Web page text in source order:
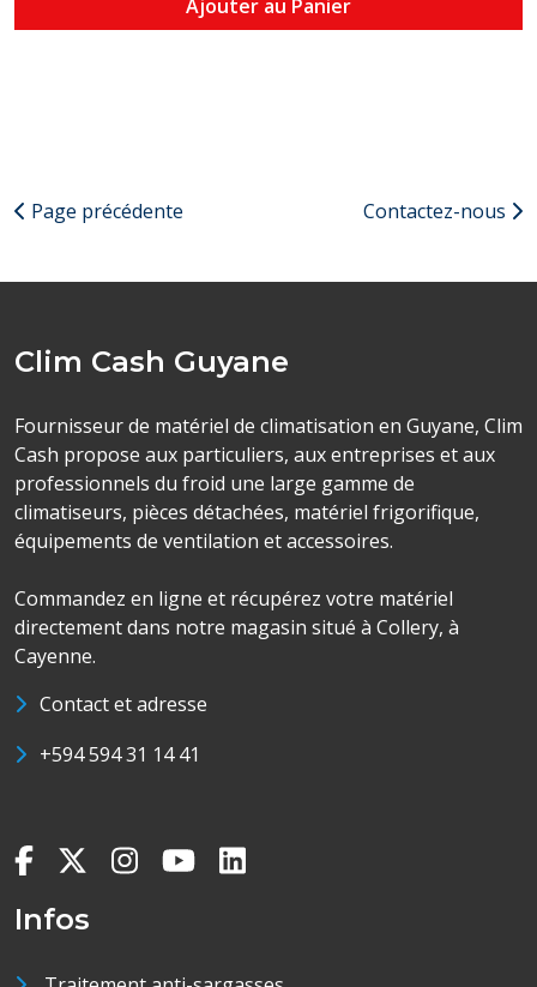
Ajouter au Panier
Page précédente Contactez-nous
Clim Cash Guyane
Fournisseur de matériel de climatisation en Guyane, Clim
Cash propose aux particuliers, aux entreprises et aux
professionnels du froid une large gamme de
climatiseurs, pièces détachées, matériel frigorifique,
équipements de ventilation et accessoires.
Commandez en ligne et récupérez votre matériel
directement dans notre magasin situé à Collery, à
Cayenne.
Contact et adresse
+594 594 31 14 41
Infos